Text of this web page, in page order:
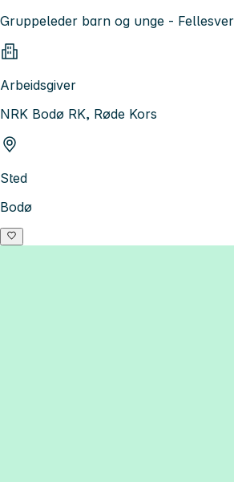
Gruppeleder barn og unge -
Arbeidsgiver
NRK Bodø RK, Røde Kors
Sted
Bodø